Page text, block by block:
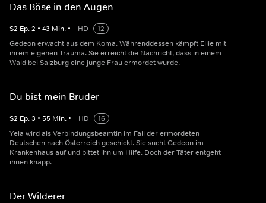
Das Böse in den Augen
S2 Ep.2 • 43 Min. • HD
12
Gedeon erwacht aus dem Koma. Währenddessen kämpft Ellie mit
ihrem eigenen Trauma. Sie erreicht die Nachricht, dass in einem
Wald bei Salzburg eine junge Frau ermordet wurde.
Du bist mein Bruder
S2 Ep.3 • 55 Min. • HD
16
Yela wird als Verbindungsbeamtin im Fall der ermordeten
Deutschen nach Österreich geschickt. Sie sucht Gedeon im
Krankenhaus auf und bittet ihn um Hilfe. Doch der Täter entgeht
ihnen knapp.
Der Wilderer